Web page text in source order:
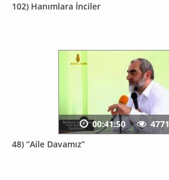
102) Hanımlara İnciler
48) “Aile Davamız”
00:41:50 4771